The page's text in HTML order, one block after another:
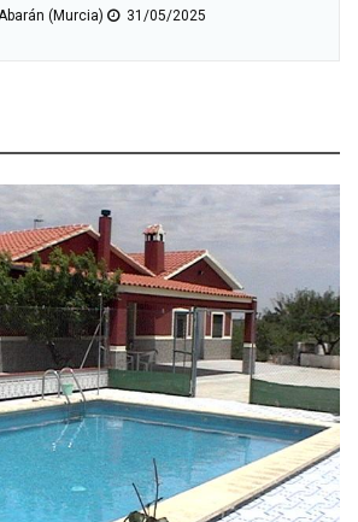
Moratalla (Murcia) 10/02/2025